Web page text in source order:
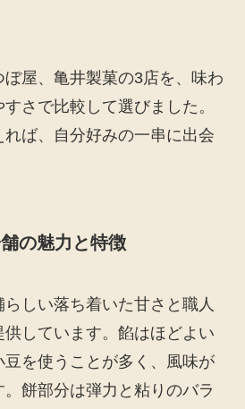
屋、亀井製菓の3店を、味わ
さで比較して選びました。
ば、自分好みの一串に出会
の魅力と特徴
しい落ち着いた甘さと職人
しています。餡はほどよい
を使うことが多く、風味が
。餅部分は弾力と粘りのバラ